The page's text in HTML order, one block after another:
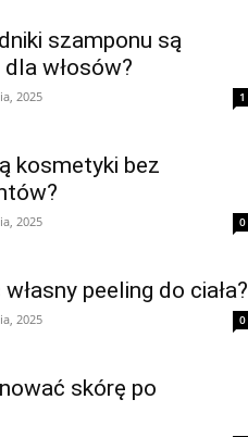
szamponu są
włosów?
2025 1
kosmetyki bez
2025 0
peeling do ciała?
2025 0
skórę po